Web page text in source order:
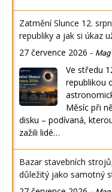
Zatmění Slunce 12.
republiky a jak si úkaz
27 července 2026 - Mag
Ve středu
republikou
Měsíc při
disku – podívaná,
zažili lidé…
Bazar stavebních
důležitý jako samotný